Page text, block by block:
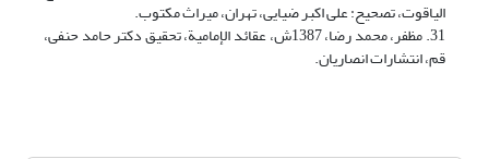
الیاقوت، تصحیح: على اکبر ضیایى‏، تهران، میراث مکتوب.
31. مظفر، محمد رضا، 1387ش، عقائد الإمامیة، تحقیق دکتر حامد حنفى‏،
قم، انتشارات انصاریان‏.